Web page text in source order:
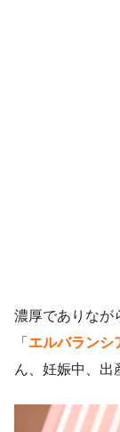
濃厚でありなが
「 エルバランシ
ん、妊娠中、出